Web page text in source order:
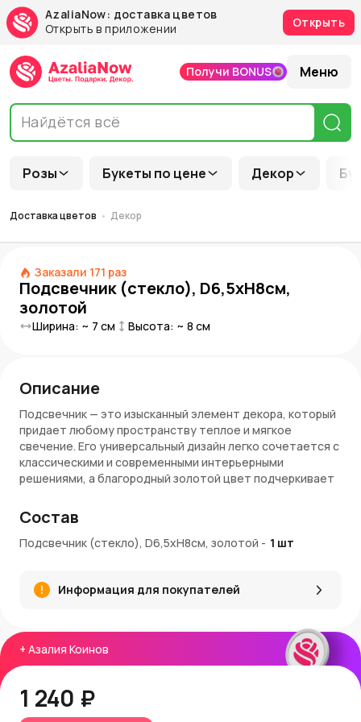
AzaliaNow: доставка цветов
Открыть в приложении
Открыть
Розы Букеты по цене Декор
Получи BONUS Меню
Доставка цветов Декор
Заказали 171 раз
Подсвечник (стекло), D6,5xH8см,
золотой
Ширина: ~ 7 см Высота: ~ 8 см
+ Азалия Коинов
1 240 ₽
Описание
Подсвечник — это изысканный элемент декора, который
придает любому пространству теплое и мягкое
свечение. Его универсальный дизайн легко сочетается с
классическими и современными интерьерными
решениями, а благородный золотой цвет подчеркивает
Преимущества
Изготовлен из прочного, термостойкого стекла,
Элегантное золотое покрытие отражает свет,
создавая насыщенный и мягкий блеск.
разместить подсвечник на полке, столе или
подоконнике.
Подходит для чайных свечей, декоративных
Прост в уходе: достаточно протереть мягкой
тканью.
Состав
Подсвечник (стекло), D6,5xH8см, золотой - 1 шт
Информация для покупателей